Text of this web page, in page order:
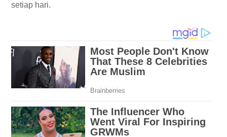
setiap hari.